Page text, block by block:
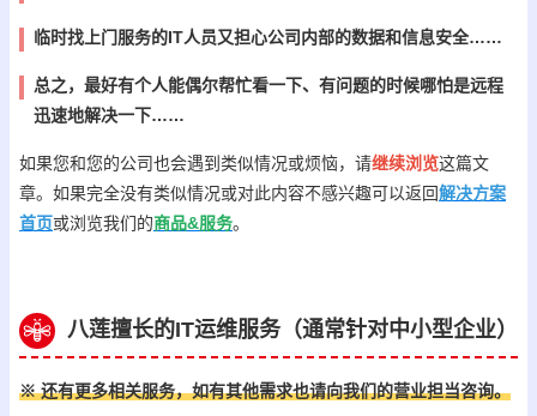
临时找上门服务的IT人员又担心公司内部的数据和信息安全……
总之，最好有个人能偶尔帮忙看一下、有问题的时候哪怕是远程
迅速地解决一下……
如果您和您的公司也会遇到类似情况或烦恼，请继续浏览这篇文
章。如果完全没有类似情况或对此内容不感兴趣可以返回解决方案
首页或浏览我们的商品&服务。
八莲擅长的IT运维服务（通常针对中小型企业）
※ 还有更多相关服务，如有其他需求也请向我们的营业担当咨询。